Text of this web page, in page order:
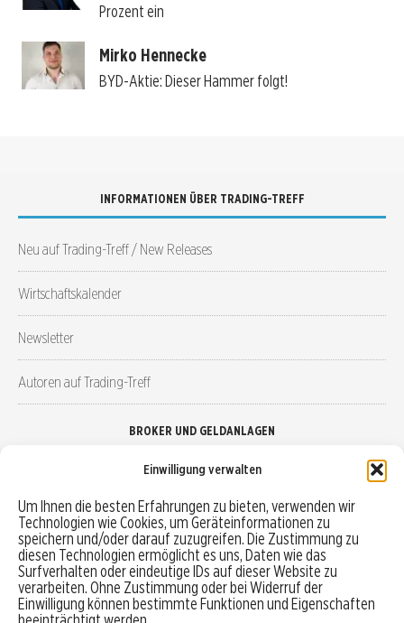
Einwilligung verwalten
Um Ihnen die besten Erfahrungen zu bieten, verwenden wir
Technologien wie Cookies, um Geräteinformationen zu
speichern und/oder darauf zuzugreifen. Die Zustimmung zu
diesen Technologien ermöglicht es uns, Daten wie das
Surfverhalten oder eindeutige IDs auf dieser Website zu
verarbeiten. Ohne Zustimmung oder bei Widerruf der
Einwilligung können bestimmte Funktionen und Eigenschaften
Prozent ein
Mirko Hennecke
BYD-Aktie: Dieser Hammer folgt!
INFORMATIONEN ÜBER TRADING-TREFF
Neu auf Trading-Treff / New Releases
Wirtschaftskalender
Newsletter
Autoren auf Trading-Treff
BROKER UND GELDANLAGEN
Robo-Advisor vergleichen
Depotvergleich
Festgeld vergleichen